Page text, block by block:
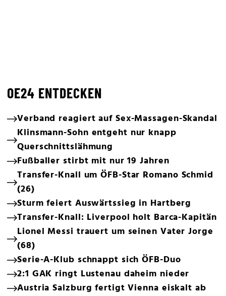
OE24 ENTDECKEN
Verband reagiert auf Sex-Massagen-Skandal
Klinsmann-Sohn entgeht nur knapp
Querschnittslähmung
Fußballer stirbt mit nur 19 Jahren
Transfer-Knall um ÖFB-Star Romano Schmid
(26)
Sturm feiert Auswärtssieg in Hartberg
Transfer-Knall: Liverpool holt Barca-Kapitän
Lionel Messi trauert um seinen Vater Jorge
(68)
Serie-A-Klub schnappt sich ÖFB-Duo
2:1 GAK ringt Lustenau daheim nieder
Austria Salzburg fertigt Vienna eiskalt ab